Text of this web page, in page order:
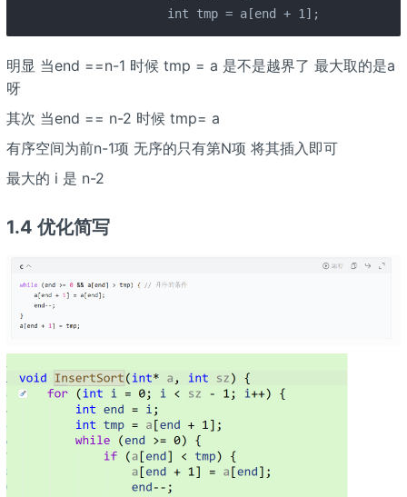
		int tmp = a[end + 1];
明显 当end ==n-1 时候 tmp = a 是不是越界了 最大取的是a
呀
其次 当end == n-2 时候 tmp= a
有序空间为前n-1项 无序的只有第N项 将其插入即可
最大的 i 是 n-2
1.4 优化简写